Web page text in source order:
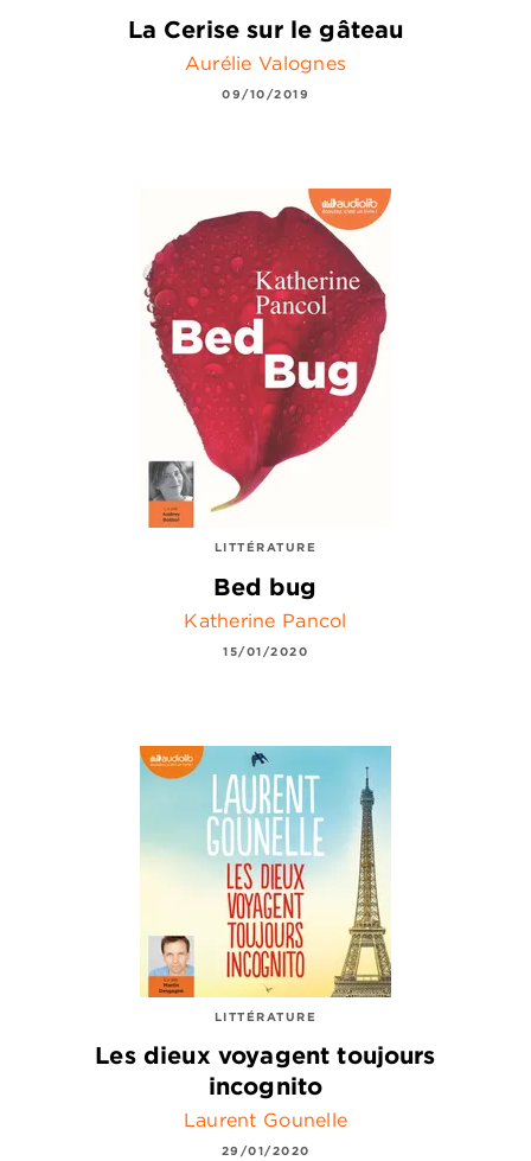
La Cerise sur le gâteau
Aurélie Valognes
09/10/2019
LITTÉRATURE
Bed bug
Katherine Pancol
15/01/2020
LITTÉRATURE
Les dieux voyagent toujours
incognito
Laurent Gounelle
29/01/2020